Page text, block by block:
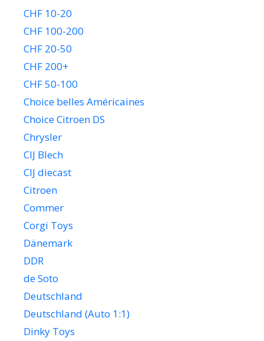
CHF 10-20
CHF 100-200
CHF 20-50
CHF 200+
CHF 50-100
Choice belles Américaines
Choice Citroen DS
Chrysler
CIJ Blech
CIJ diecast
Citroen
Commer
Corgi Toys
Dänemark
DDR
de Soto
Deutschland
Deutschland (Auto 1:1)
Dinky Toys